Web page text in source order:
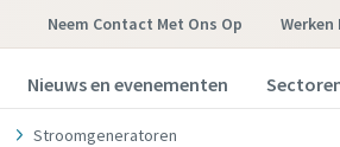
Neem Contact Met Ons Op Werken
Nieuws en evenementen
Stroomgeneratoren